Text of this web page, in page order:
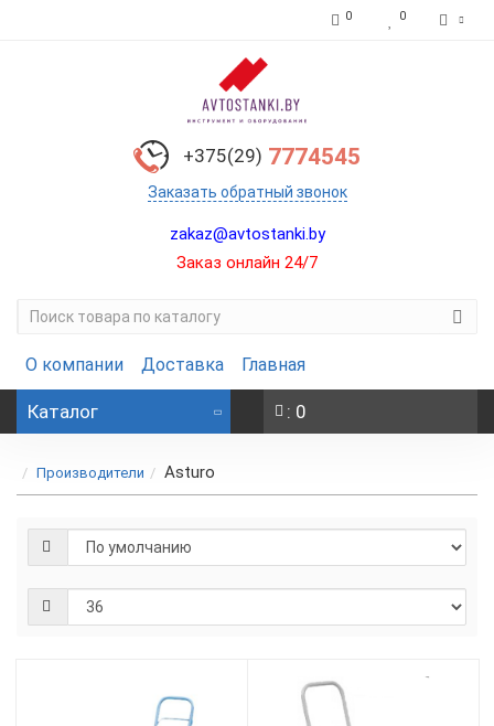
0 0
+375(29) 7774545
Заказать обратный звонок
zakaz@avtostanki.by
Заказ онлайн 24/7
О компании Доставка Главная
Каталог : 0
Производители Asturo